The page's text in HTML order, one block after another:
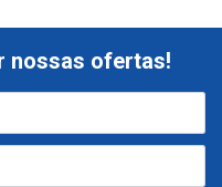
nossas ofertas!